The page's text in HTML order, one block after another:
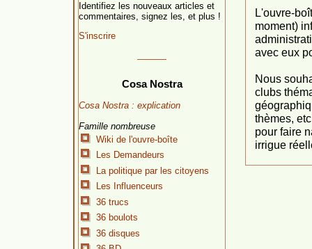
Identifiez les nouveaux articles et
commentaires, signez les, et plus !
S'inscrire
Cosa Nostra
Cosa Nostra : explication
Famille nombreuse
Wiki de l'ouvre-boîte
Les Demandeurs
La politique par les citoyens
Les Influenceurs
36 trucs
36 boulots
36 disques
L'ouvre-
moment)
avec eux
Nous
clubs
thèmes,
pour faire
irrigue